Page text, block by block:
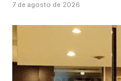
7 de agosto de 2026